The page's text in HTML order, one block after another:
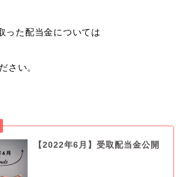
った配当金については
さい。
【2022年6月】受取配当金公開